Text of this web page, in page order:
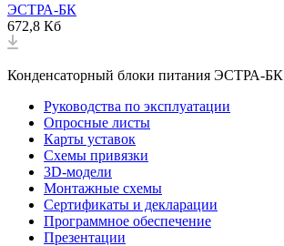
ЭСТРА-БК
672,8 Кб
Конденсаторный блоки питания ЭСТРА-БК
Руководства по эксплуатации
Опросные листы
Карты уставок
Схемы привязки
3D-модели
Монтажные схемы
Сертификаты и декларации
Программное обеспечение
Презентации